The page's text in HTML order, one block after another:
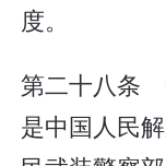
度。
第二十八条
是中国人民